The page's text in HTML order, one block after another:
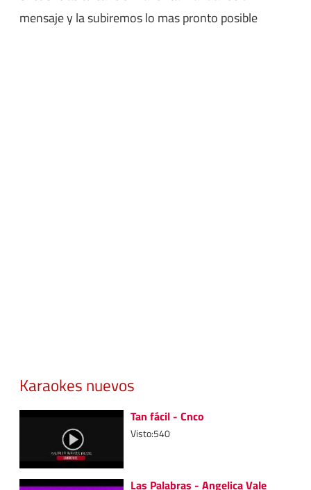
mensaje y la subiremos lo mas pronto posible
Karaokes nuevos
Tan fácil - Cnco
Visto:540
Las Palabras - Angelica Vale